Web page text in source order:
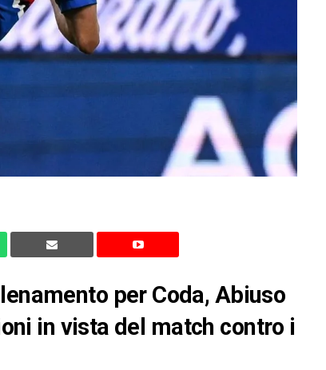
per Coda, Abiuso
in vista del match contro i